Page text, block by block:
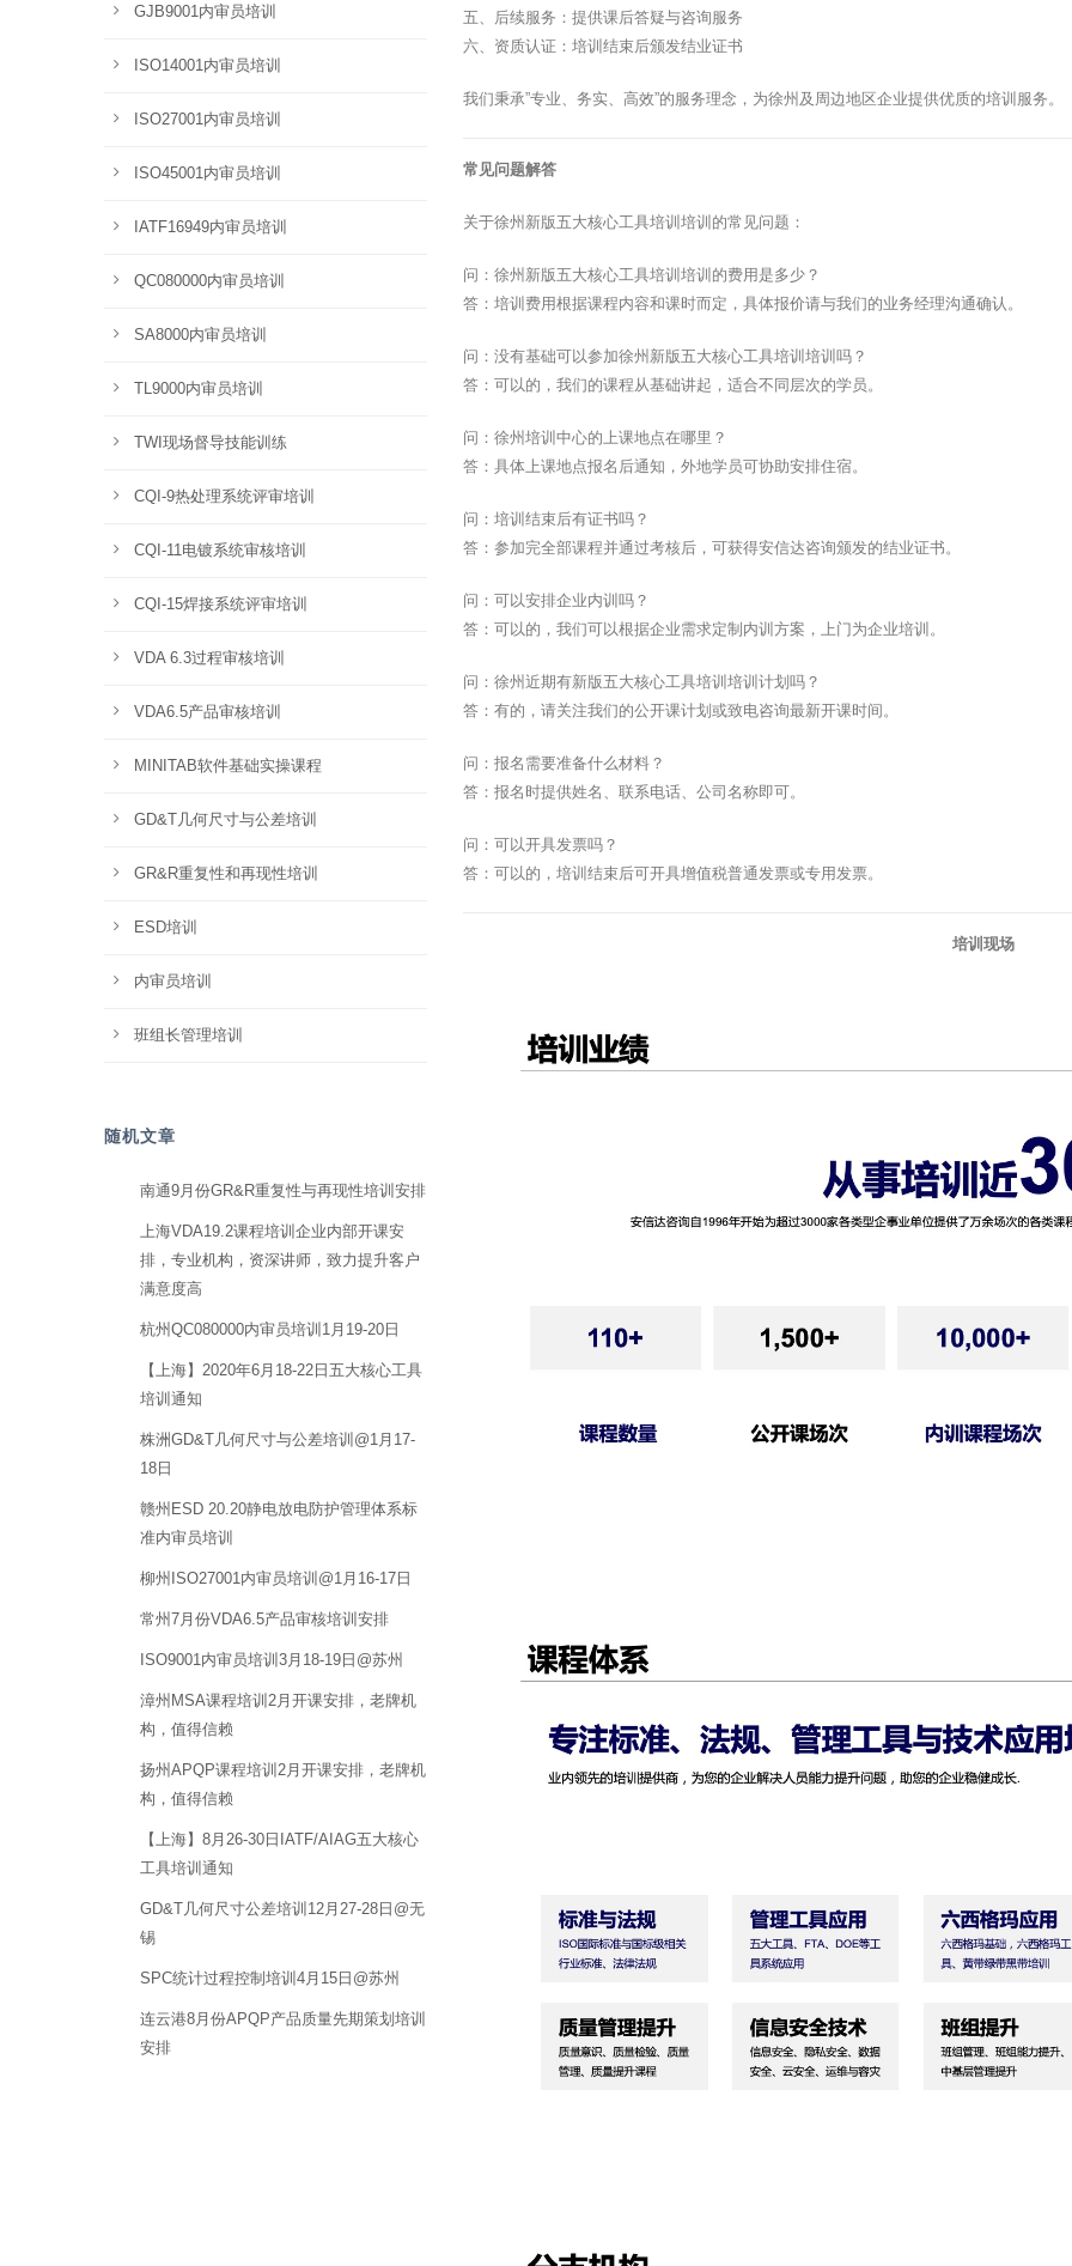
五、后续服务：提供课后答疑与咨询服务
六、资质认证：培训结束后颁发结业证书
我们秉承”专业、务实、高效”的服务理念，为徐州及周边地区企业提供优质的培训服务。
常见问题解答
关于徐州新版五大核心工具培训培训的常见问题：
问：徐州新版五大核心工具培训培训的费用是多少？
答：培训费用根据课程内容和课时而定，具体报价请与我们的业务经理沟通确认。
问：没有基础可以参加徐州新版五大核心工具培训培训吗？
答：可以的，我们的课程从基础讲起，适合不同层次的学员。
问：徐州培训中心的上课地点在哪里？
答：具体上课地点报名后通知，外地学员可协助安排住宿。
问：培训结束后有证书吗？
答：参加完全部课程并通过考核后，可获得安信达咨询颁发的结业证书。
问：可以安排企业内训吗？
答：可以的，我们可以根据企业需求定制内训方案，上门为企业培训。
问：徐州近期有新版五大核心工具培训培训计划吗？
答：有的，请关注我们的公开课计划或致电咨询最新开课时间。
问：报名需要准备什么材料？
答：报名时提供姓名、联系电话、公司名称即可。
问：可以开具发票吗？
答：可以的，培训结束后可开具增值税普通发票或专用发票。
培训现场
GJB9001内审员培训
ISO14001内审员培训
ISO27001内审员培训
ISO45001内审员培训
IATF16949内审员培训
QC080000内审员培训
SA8000内审员培训
TL9000内审员培训
TWI现场督导技能训练
CQI-9热处理系统评审培训
CQI-11电镀系统审核培训
CQI-15焊接系统评审培训
VDA 6.3过程审核培训
VDA6.5产品审核培训
MINITAB软件基础实操课程
GD&T几何尺寸与公差培训
GR&R重复性和再现性培训
ESD培训
内审员培训
班组长管理培训
随机文章
南通9月份GR&R重复性与再现性培训安排
上海VDA19.2课程培训企业内部开课安
排，专业机构，资深讲师，致力提升客户
满意度高
杭州QC080000内审员培训1月19-20日
【上海】2020年6月18-22日五大核心工具
培训通知
株洲GD&T几何尺寸与公差培训@1月17-
18日
赣州ESD 20.20静电放电防护管理体系标
准内审员培训
柳州ISO27001内审员培训@1月16-17日
常州7月份VDA6.5产品审核培训安排
ISO9001内审员培训3月18-19日@苏州
漳州MSA课程培训2月开课安排，老牌机
构，值得信赖
扬州APQP课程培训2月开课安排，老牌机
构，值得信赖
【上海】8月26-30日IATF/AIAG五大核心
工具培训通知
GD&T几何尺寸公差培训12月27-28日@无
锡
SPC统计过程控制培训4月15日@苏州
连云港8月份APQP产品质量先期策划培训
安排